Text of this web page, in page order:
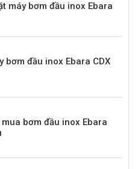
máy bơm đầu inox Ebara
bơm đầu inox Ebara CDX
bơm đầu inox Ebara